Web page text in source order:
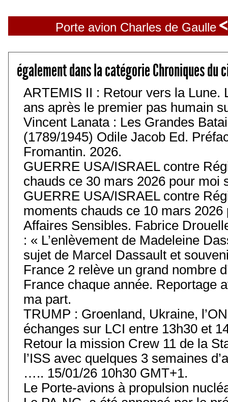
Porte avion Charles de Gaulle
également dans la catégorie Chroniques du
ARTEMIS II : Retour vers la Lune.
ans après le premier pas humain
Vincent Lanata : Les Grandes
(1789/1945) Odile Jacob Ed.
Fromantin. 2026.
GUERRE USA/ISRAEL contre
chauds ce 30 mars 2026 pour moi
GUERRE USA/ISRAEL contre
moments chauds ce 10 mars
Affaires Sensibles. Fabrice
: « L’enlèvement de Madeleine
sujet de Marcel Dassault et
France 2 relève un grand nombre
France chaque année. Reportage
ma part.
TRUMP : Groenland, Ukraine,
échanges sur LCI entre 13h30 et
Retour la mission Crew 11 de la
l’ISS avec quelques 3 semaines
….. 15/01/26 10h30 GMT+1.
Le Porte-avions à propulsion